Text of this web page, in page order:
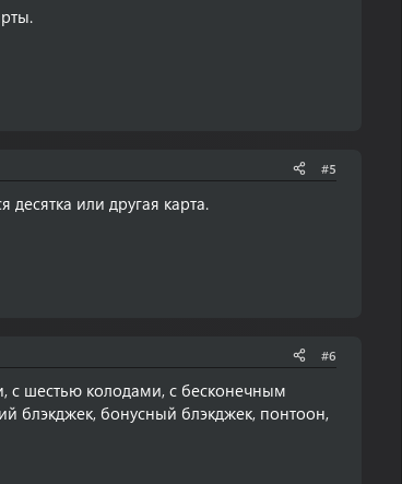
#5
десятка или другая карта.
#6
с шестью колодами, с бесконечным
блэкджек, бонусный блэкджек, понтоон,